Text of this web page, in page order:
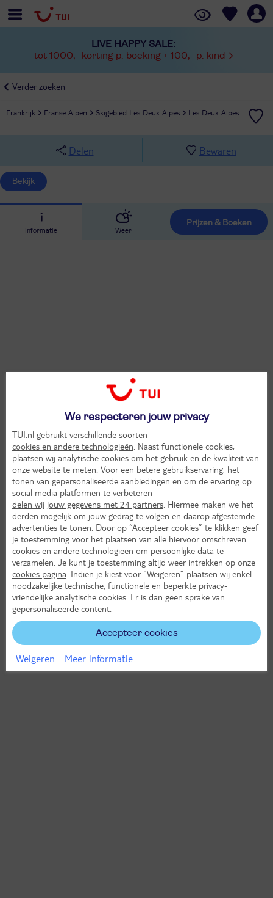
LIVE HAPPY SALE:
tot 1000,- korting p. boeking + 100,- p. kind
Verder zoeken
Frankrijk Franse Alpen Skigebied Les Deux Alpes Les Deux Alpes
Delen Bewaren
Bekijk
Informatie Weer
Prijzen & Boeken
We respecteren jouw privacy
TUI.nl gebruikt verschillende soorten
cookies en andere technologieën . Naast functionele cookies,
plaatsen wij analytische cookies om het gebruik en de kwaliteit van
onze website te meten. Voor een betere gebruikservaring, het
tonen van gepersonaliseerde aanbiedingen en om de ervaring op
social media platformen te verbeteren
delen wij jouw gegevens met 24 partners . Hiermee maken we het
derden mogelijk om jouw gedrag te volgen en daarop afgestemde
advertenties te tonen. Door op “Accepteer cookies” te klikken geef
je toestemming voor het plaatsen van alle hiervoor omschreven
cookies en andere technologieën om persoonlijke data te
verzamelen. Je kunt je toestemming altijd weer intrekken op onze
cookies pagina . Indien je kiest voor “Weigeren” plaatsen wij enkel
noodzakelijke technische, functionele en beperkte privacy-
vriendelijke analytische cookies. Er is dan geen sprake van
gepersonaliseerde content.
Accepteer cookies
Weigeren Meer informatie